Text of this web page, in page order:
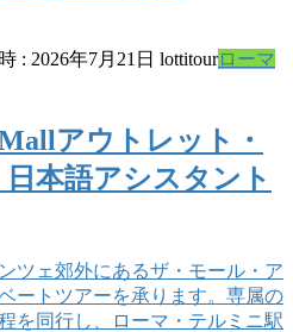
: 2026年7月21日 lottitourローマ
アウトレット・
本語アシスタント
ツェ郊外にあるザ・モール・ア
ートツアーを承ります。専属の
を同行し、ローマ・テルミニ駅